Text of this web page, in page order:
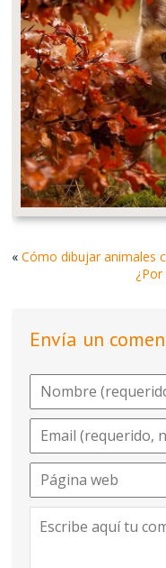
«Cómo dibujar animales
Envía un